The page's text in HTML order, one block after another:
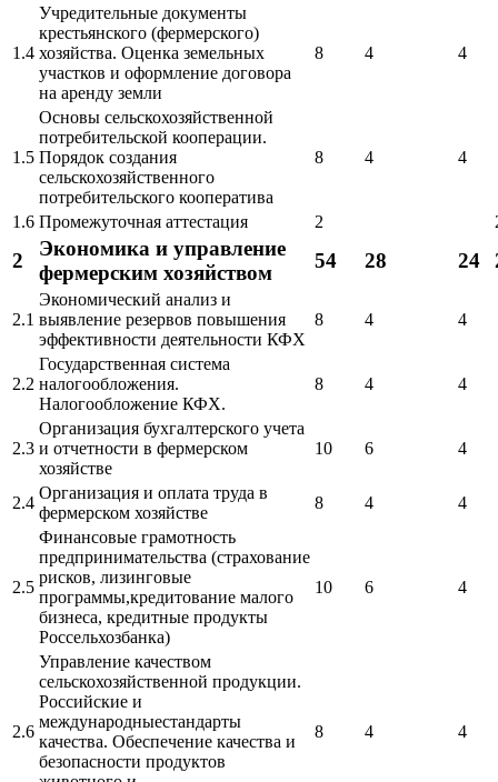
1.4
Учредительные документы
крестьянского (фермерского)
хозяйства. Оценка земельных
участков и оформление договора
на аренду земли
8 4 4
1.5
Основы сельскохозяйственной
потребительской кооперации.
Порядок создания
сельскохозяйственного
потребительского кооператива
8 4 4
1.6 Промежуточная аттестация 2
2
Экономика и управление
фермерским хозяйством
54 28 24
2.1
Экономический анализ и
выявление резервов повышения
эффективности деятельности КФХ
8 4 4
2.2
Государственная система
налогообложения.
Налогообложение КФХ.
8 4 4
2.3
Организация бухгалтерского учета
и отчетности в фермерском
хозяйстве
10 6 4
2.4
Организация и оплата труда в
фермерском хозяйстве
8 4 4
2.5
Финансовые грамотность
предпринимательства (страхование
рисков, лизинговые
программы,кредитование малого
бизнеса, кредитные продукты
Россельхозбанка)
10 6 4
2.6
Управление качеством
сельскохозяйственной продукции.
Российские и
международныестандарты
качества. Обеспечение качества и
безопасности продуктов
8 4 4